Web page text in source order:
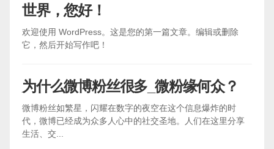
世界，您好！
欢迎使用 WordPress。这是您的第一篇文章。编辑或删除
它，然后开始写作吧！
为什么微博粉丝很多_微粉缘何众？
微博粉丝如繁星，闪耀在数字的夜空在这个信息爆炸的时
代，微博已经成为众多人心中的社交圣地。人们在这里分享
生活、交...